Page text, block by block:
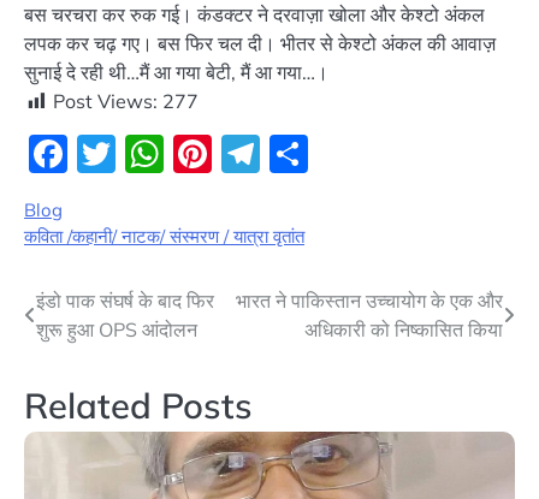
बस चरचरा कर रुक गई। कंडक्टर ने दरवाज़ा खोला और केश्टो अंकल
लपक कर चढ़ गए। बस फिर चल दी। भीतर से केश्टो अंकल की आवाज़
सुनाई दे रही थी…मैं आ गया बेटी, मैं आ गया…।
Post Views: 277
Facebook
Twitter
WhatsApp
Pinterest
Telegram
Blog
कविता /कहानी/ नाटक/ संस्मरण / यात्रा वृतांत
Post
navigation
इंडो पाक संघर्ष के बाद फिर
शुरू हुआ OPS आंदोलन
भारत ने पाकिस्तान उच्चायोग के एक और
अधिकारी को निष्कासित किया
Related Posts